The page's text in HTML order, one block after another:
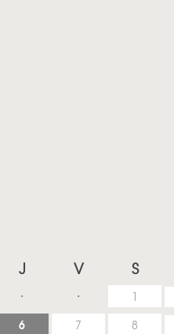
J V S
1
6 7 8